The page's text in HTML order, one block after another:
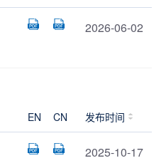
2026-06-02
EN CN 发布时间
2025-10-17